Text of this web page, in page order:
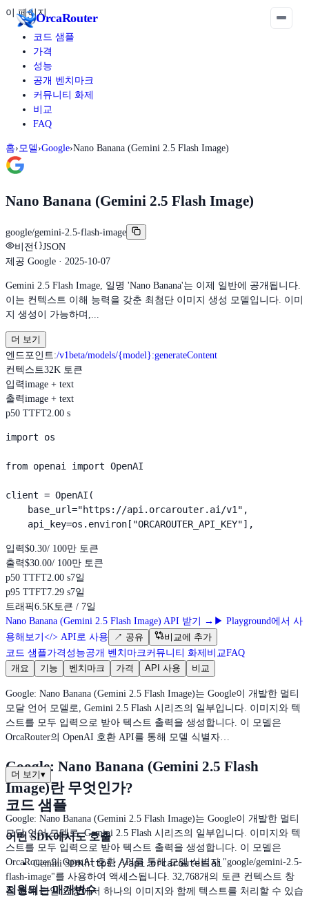
OrcaRouter
이 페이지
코드 샘플
가격
성능
공개 벤치마크
커뮤니티 화제
비교
FAQ
홈›모델 ›Google›Nano Banana (Gemini 2.5 Flash Image)
Nano Banana (Gemini 2.5 Flash Image)
google/gemini-2.5-flash-image
비전
JSON
제공 Google · 2025-10-07
Gemini 2.5 Flash Image, 일명 'Nano Banana'는 이제 일반에 공개됩니다.
이는 컨텍스트 이해 능력을 갖춘 최첨단 이미지 생성 모델입니다. 이미
지 생성이 가능하며,...
더 보기
엔드포인트 :/v1beta/models/{model}:generateContent
컨텍스트32K 토큰
입력image + text
출력image + text
p50 TTFT2.00 s
import os
from openai import OpenAI
client = OpenAI(
    base_url="https://api.orcarouter.ai/v1",
    api_key=os.environ["ORCAROUTER_API_KEY"],
입력$0.30/ 100만 토큰
출력$30.00/ 100만 토큰
p50 TTFT2.00 s7일
p95 TTFT7.29 s7일
트래픽6.5K 토큰 / 7일
Nano Banana (Gemini 2.5 Flash Image) API 받기
→ ▶ Playground에서 사
용해보기 </> API로 사용 ↗ 공유
비교에 추가
코드 샘플가격 성능공개 벤치마크 커뮤니티 화제 비교FAQ
개요
기능 벤치마크 가격 API 사용 비교
Google: Nano Banana (Gemini 2.5 Flash Image)는 Google이 개발한 멀티
모달 언어 모델로, Gemini 2.5 Flash 시리즈의 일부입니다. 이미지와 텍
스트를 모두 입력으로 받아 텍스트 출력을 생성합니다. 이 모델은
OrcaRouter의 OpenAI 호환 API를 통해 모델 식별자…
Google: Nano Banana (Gemini 2.5 Flash
Image)란 무엇인가?
Google: Nano Banana (Gemini 2.5 Flash Image)는 Google이 개발한 멀티
모달 언어 모델로, Gemini 2.5 Flash 시리즈의 일부입니다. 이미지와 텍
스트를 모두 입력으로 받아 텍스트 출력을 생성합니다. 이 모델은
OrcaRouter의 OpenAI 호환 API를 통해 모델 식별자 "google/gemini-2.5-
flash-image"를 사용하여 액세스됩니다. 32,768개의 토큰 컨텍스트 창
을 통해 단일 요청에서 하나의 이미지와 함께 텍스트를 처리할 수 있습
더 보기▾
코드 샘플
어떤 SDK에서도 호출
Gemini SDKhttps://api.orcarouter.ai
지원되는 매개변수